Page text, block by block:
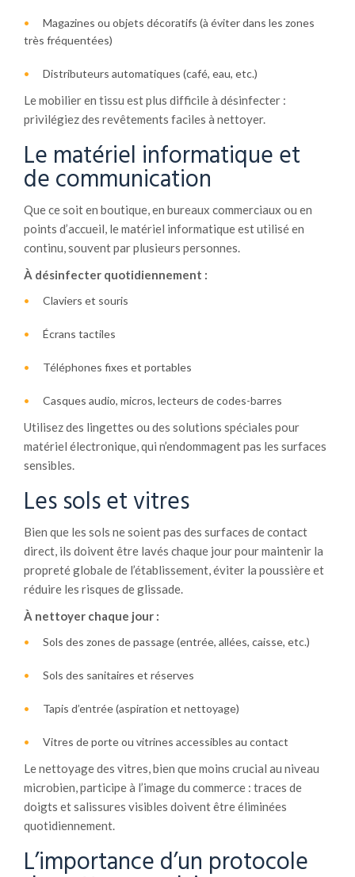
Magazines ou objets décoratifs (à éviter dans les zones
très fréquentées)
Distributeurs automatiques (café, eau, etc.)
Le mobilier en tissu est plus difficile à désinfecter :
privilégiez des revêtements faciles à nettoyer.
Le matériel informatique et
de communication
Que ce soit en boutique, en bureaux commerciaux ou en
points d’accueil, le matériel informatique est utilisé en
continu, souvent par plusieurs personnes.
À désinfecter quotidiennement :
Claviers et souris
Écrans tactiles
Téléphones fixes et portables
Casques audio, micros, lecteurs de codes-barres
Utilisez des lingettes ou des solutions spéciales pour
matériel électronique, qui n’endommagent pas les surfaces
sensibles.
Les sols et vitres
Bien que les sols ne soient pas des surfaces de contact
direct, ils doivent être lavés chaque jour pour maintenir la
propreté globale de l’établissement, éviter la poussière et
réduire les risques de glissade.
À nettoyer chaque jour :
Sols des zones de passage (entrée, allées, caisse, etc.)
Sols des sanitaires et réserves
Tapis d’entrée (aspiration et nettoyage)
Vitres de porte ou vitrines accessibles au contact
Le nettoyage des vitres, bien que moins crucial au niveau
microbien, participe à l’image du commerce : traces de
doigts et salissures visibles doivent être éliminées
quotidiennement.
L’importance d’un protocole